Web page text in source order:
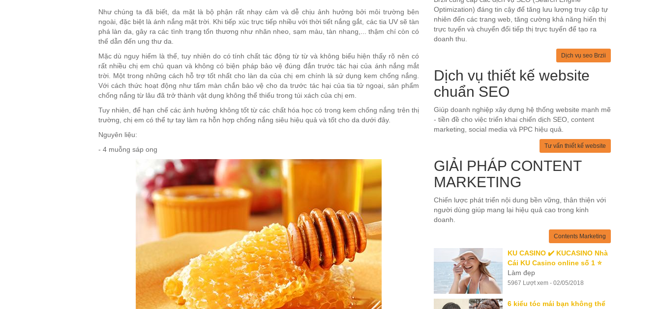
Như chúng ta đã biết, da mặt là bộ phận rất nhạy cảm và dễ chịu ảnh hưởng bởi môi trường bên
ngoài, đặc biệt là ánh nắng mặt trời. Khi tiếp xúc trực tiếp nhiều với thời tiết nắng gắt, các tia UV sẽ tàn
phá làn da, gây ra các tình trạng tổn thương như nhăn nheo, sạm màu, tàn nhang,... thậm chí còn có
thể dẫn đến ung thư da.
Mặc dù nguy hiểm là thế, tuy nhiên do có tính chất tác động từ từ và không biểu hiện thấy rõ nên có
rất nhiều chị em chủ quan và không có biện pháp bảo vệ đúng đắn trước tác hại của ánh nắng mắt
trời. Một trong những cách hỗ trợ tốt nhất cho làn da của chị em chính là sử dụng kem chống nắng.
Với cách thức hoạt động như tấm màn chắn bảo vệ cho da trước tác hại của tia tử ngoại, sản phẩm
chống nắng từ lâu đã trở thành vật dụng không thể thiếu trong túi xách của chị em.
Tuy nhiên, để hạn chế các ảnh hưởng không tốt từ các chất hóa học có trong kem chống nắng trên thị
trường, chị em có thể tự tay làm ra hỗn hợp chống nắng siêu hiệu quả và tốt cho da dưới đây.
Nguyên liệu:
- 4 muỗng sáp ong
Optimization) đáng tin cậy để tăng lưu lượng truy cập tự
nhiên đến các trang web, tăng cường khả năng hiển thị
trực tuyến và chuyển đổi tiếp thị trực tuyến để tạo ra
doanh thu.
Dịch vụ seo Brzii
Dịch vụ thiết kế website
chuẩn SEO
Giúp doanh nghiệp xây dựng hệ thống website mạnh mẽ
- tiền đề cho việc triển khai chiến dịch SEO, content
marketing, social media và PPC hiệu quả.
Tư vấn thiết kế website
GIẢI PHÁP CONTENT
MARKETING
Chiến lược phát triển nội dung bền vững, thân thiện với
người dùng giúp mang lại hiệu quả cao trong kinh
doanh.
Contents Marketing
KU CASINO ✔️ KUCASINO Nhà
Cái KU Casino online số 1 ⭐️
Làm đẹp
5967 Lượt xem - 02/05/2018
6 kiểu tóc mái bạn không thể